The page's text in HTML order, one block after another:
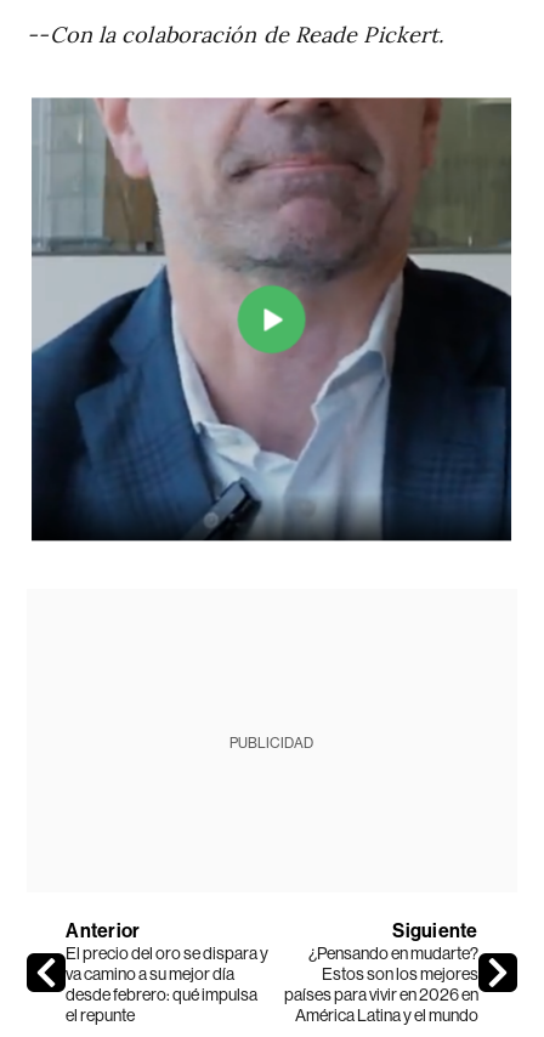
--Con la colaboración de Reade Pickert.
PUBLICIDAD
Anterior
El precio del oro se dispara y
va camino a su mejor día
desde febrero: qué impulsa
el repunte
Siguiente
¿Pensando en mudarte?
Estos son los mejores
países para vivir en 2026 en
América Latina y el mundo